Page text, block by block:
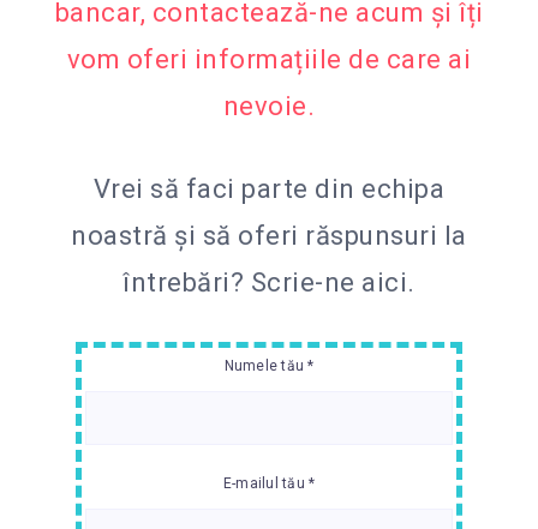
bancar, contactează-ne acum și îți
vom oferi informațiile de care ai
nevoie.
Vrei să faci parte din echipa
noastră și să oferi răspunsuri la
întrebări? Scrie-ne aici.
Numele tău *
E-mailul tău *